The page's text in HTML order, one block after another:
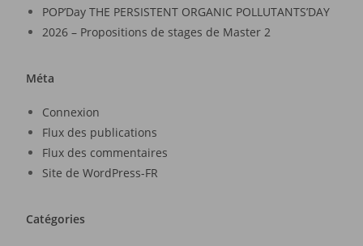
POP’Day THE PERSISTENT ORGANIC POLLUTANTS’DAY
2026 – Propositions de stages de Master 2
Méta
Connexion
Flux des publications
Flux des commentaires
Site de WordPress-FR
Catégories